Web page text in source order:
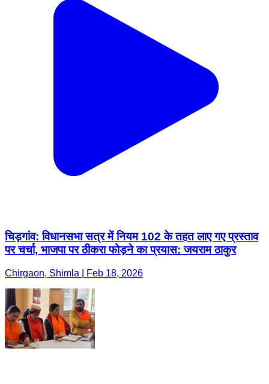
चिड़गांव: विधानसभा सत्र में नियम 102 के तहत लाए गए प्रस्ताव
पर चर्चा, भाजपा पर ठीकरा फोड़ने का प्रयास: जयराम ठाकुर
Chirgaon, Shimla | Feb 18, 2026